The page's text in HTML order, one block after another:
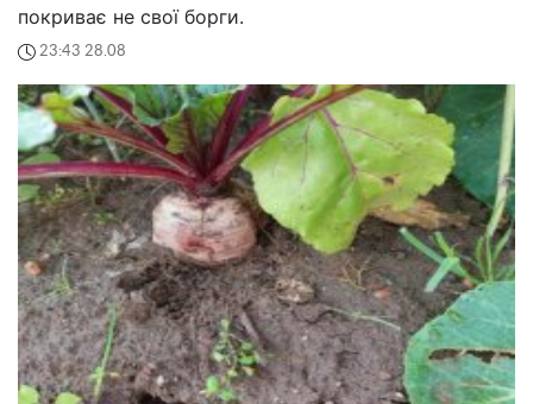
покриває не свої борги.
23:43 28.08